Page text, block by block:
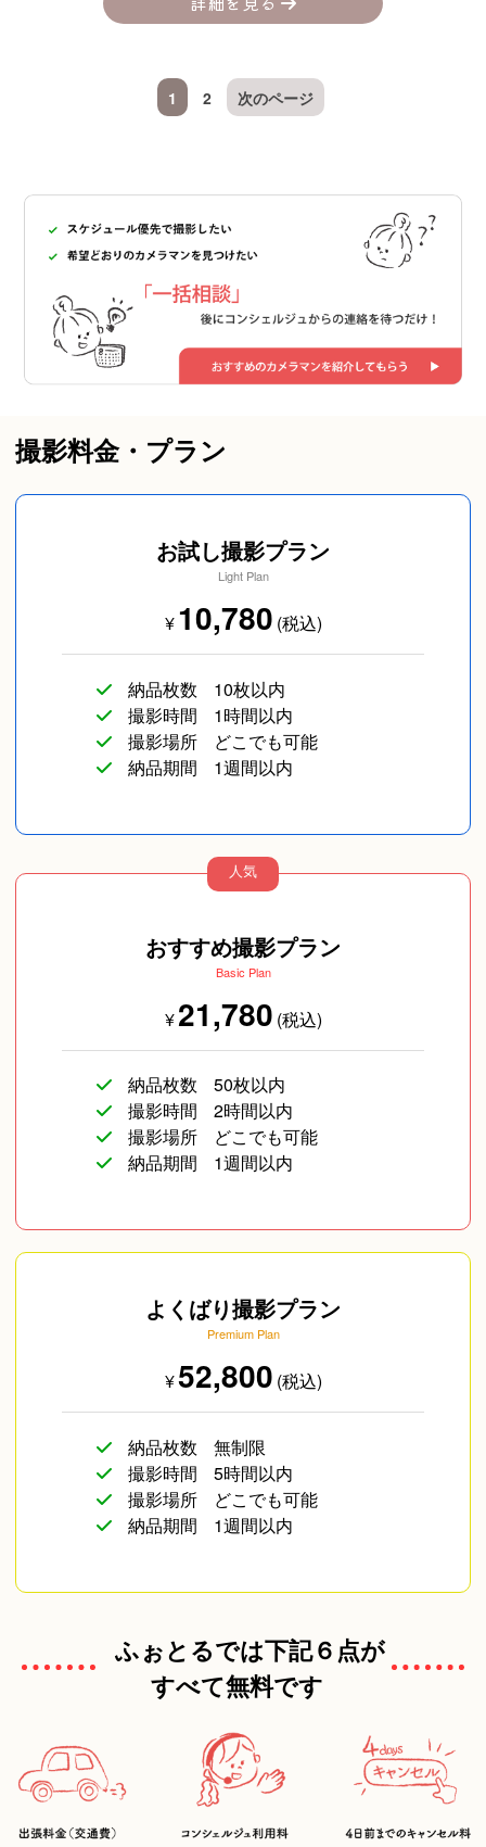
1 2 次のページ
撮影料金・プラン
お試し撮影プラン
Light Plan
¥10,780 (税込)
納品枚数
10枚以内
撮影時間
1時間以内
撮影場所
どこでも可能
納品期間
1週間以内
人気
おすすめ撮影プラン
Basic Plan
¥21,780 (税込)
納品枚数
50枚以内
撮影時間
2時間以内
撮影場所
どこでも可能
納品期間
1週間以内
よくばり撮影プラン
Premium Plan
¥52,800 (税込)
納品枚数
無制限
撮影時間
5時間以内
撮影場所
どこでも可能
納品期間
1週間以内
ふぉとるでは下記６点が
すべて無料です